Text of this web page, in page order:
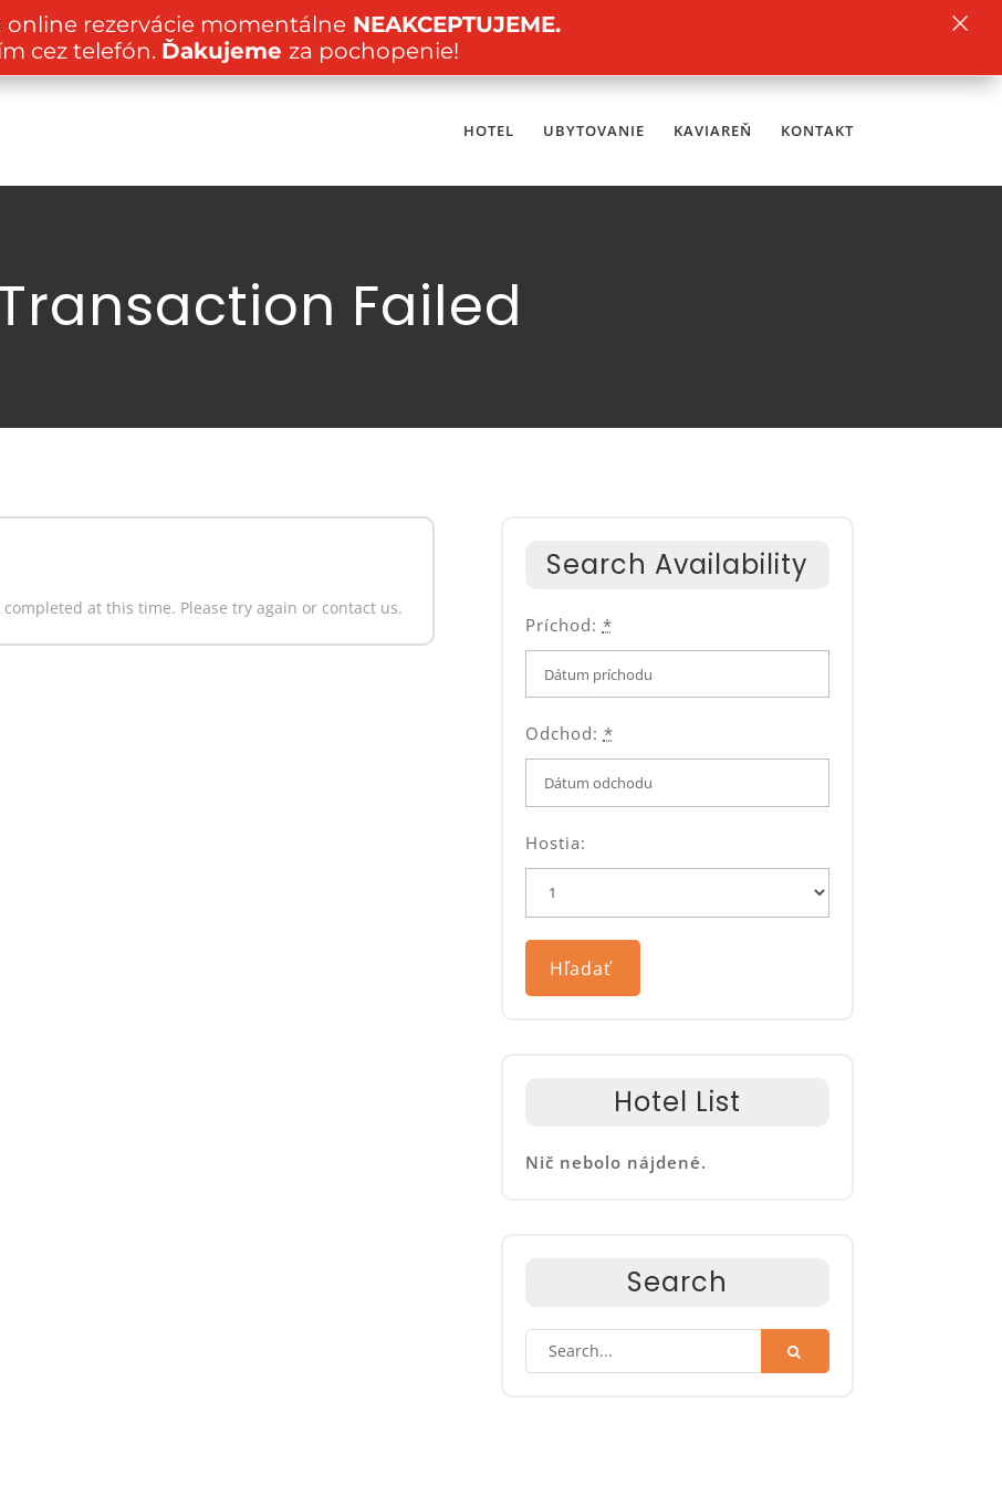
HOTEL UBYTOVANIE KAVIAREŇ KONTAKT
Failed
at this time. Please try again or contact us.
Search Availability
Príchod: *
Odchod: *
Hostia:
Hotel List
Nič nebolo nájdené.
Search
rezervácie momentálne NEAKCEPTUJEME.
cez telefón. Ďakujeme za pochopenie!
×